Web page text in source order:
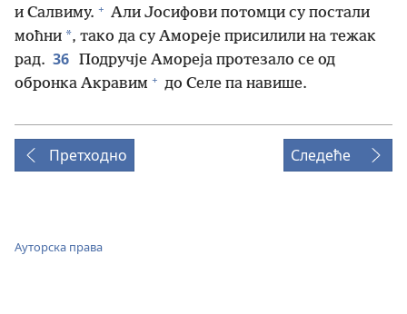
и Салвиму. + Али Јосифови потомци су постали
моћни *, тако да су Амореје присилили на тежак
рад. 36 Подручје Амореја протезало се од
обронка Акравим + до Селе па навише.
Претходно Следеће
Ауторска права